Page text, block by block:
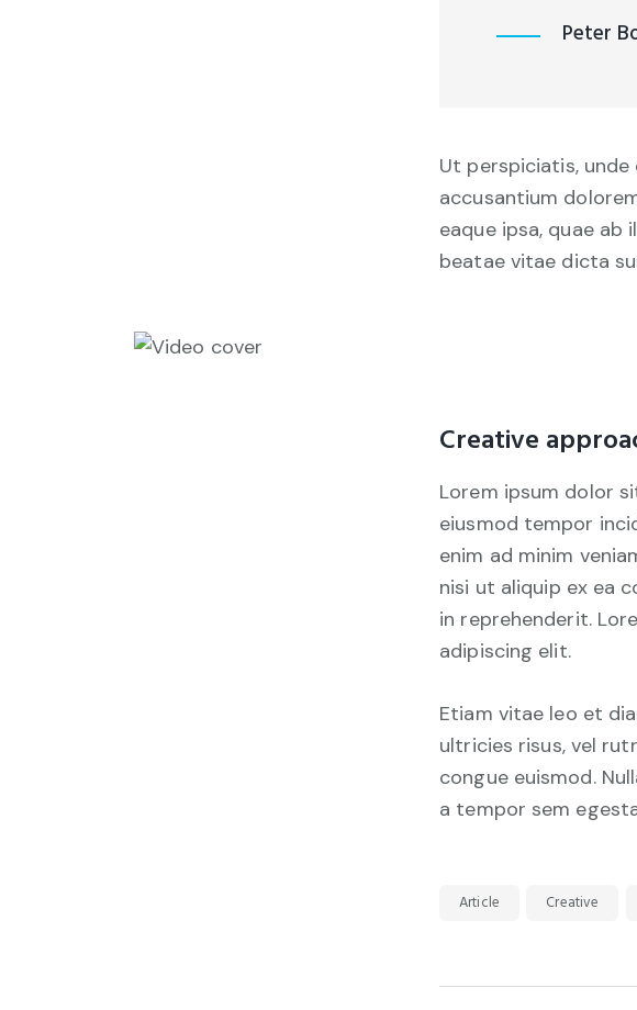
Peter
Ut perspiciatis,
accusantium
eaque ipsa, quae
beatae vitae dicta
Creative
Lorem ipsum dolor
eiusmod tempor
enim ad minim
nisi ut aliquip ex ea
in reprehenderit.
adipiscing elit.
Etiam vitae leo et
ultricies risus, vel
congue euismod.
a tempor sem
Article Creative